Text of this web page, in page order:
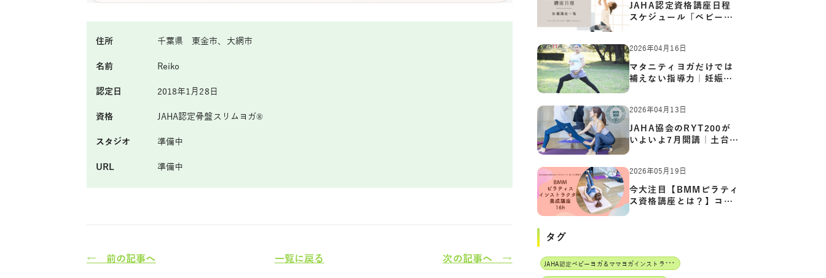
住所 千葉県 東金市、大網市
名前 Reiko
認定日 2018年1月28日
資格 JAHA認定骨盤スリムヨガ®
スタジオ 準備中
URL 準備中
← 前の記事へ 一覧に戻る 次の記事へ →
JAHA認定資格講座日程
スケジュール「ベビーヨ
2026年04月16日
マタニティヨガだけでは
補えない指導力｜妊娠期
の体…
2026年04月13日
JAHA協会のRYT200が
いよいよ7月開講｜土台か
ら応用ま…
2026年05月19日
今大注目【BMMピラティ
ス資格講座とは？】コア
からカ…
タグ
J
AHA認定ベビーヨガ＆ママヨガインストラクター